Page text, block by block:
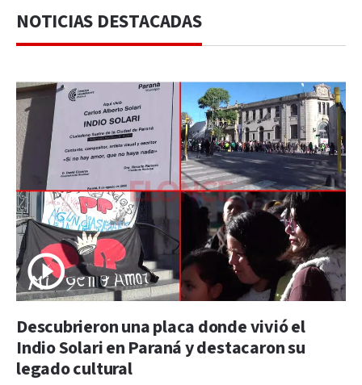
NOTICIAS DESTACADAS
Descubrieron una placa donde vivió el
Indio Solari en Paraná y destacaron su
legado cultural